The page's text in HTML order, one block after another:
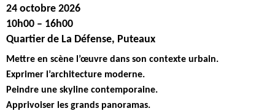
24 octobre 2026
10h00 – 16h00
Quartier de La Défense, Puteaux
Mettre en scène l’œuvre dans son contexte urbain.
Exprimer l’architecture moderne.
Peindre une skyline contemporaine.
Apprivoiser les grands panoramas.